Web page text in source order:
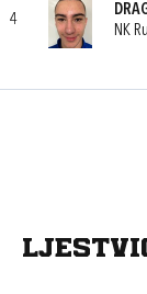
4
NK